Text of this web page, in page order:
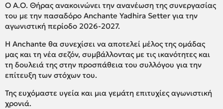
Ο Α.Ο. Θήρας ανακοινώνει την ανανέωση της συνεργασίας
του με την πασαδόρο Anchante Yadhira Setter για την
αγωνιστική περίοδο 2026-2027.
Η Anchante θα συνεχίσει να αποτελεί μέλος της ομάδας
μας και τη νέα σεζόν, συμβάλλοντας με τις ικανότητες και
τη δουλειά της στην προσπάθεια του συλλόγου για την
επίτευξη των στόχων του.
Της ευχόμαστε υγεία και μια γεμάτη επιτυχίες αγωνιστική
χρονιά.